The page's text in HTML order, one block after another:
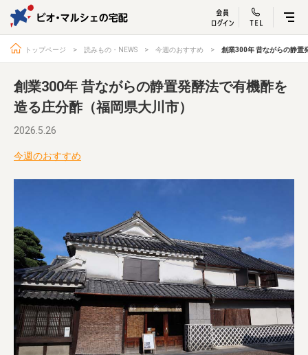
ビオ・マルシェ
宅配サービス紹介 有機野菜のお試しセッ
入
お届け情報
取扱店 ビオママクラブ
放射性物質への対応
会社概要 採用情報
業務用卸 SDGsへの取り組み
トップページ 読みもの・NEWS 今週のおすすめ 創業300年 昔ながらの静置
創業300年 昔ながらの静置発酵法で有機酢を
造る庄分酢（福岡県大川市）
2026.5.26
今週のおすすめ